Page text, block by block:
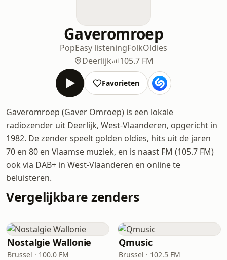
Gaveromroep
PopEasy listeningFolkOldies
Deerlijk
105.7 FM
Favorieten
Gaveromroep (Gaver Omroep) is een lokale
radiozender uit Deerlijk, West-Vlaanderen, opgericht in
1982. De zender speelt golden oldies, hits uit de jaren
70 en 80 en Vlaamse muziek, en is naast FM (105.7 FM)
ook via DAB+ in West-Vlaanderen en online te
beluisteren.
Vergelijkbare zenders
Nostalgie Wallonie
Brussel · 100.0 FM
Qmusic
Brussel · 102.5 FM